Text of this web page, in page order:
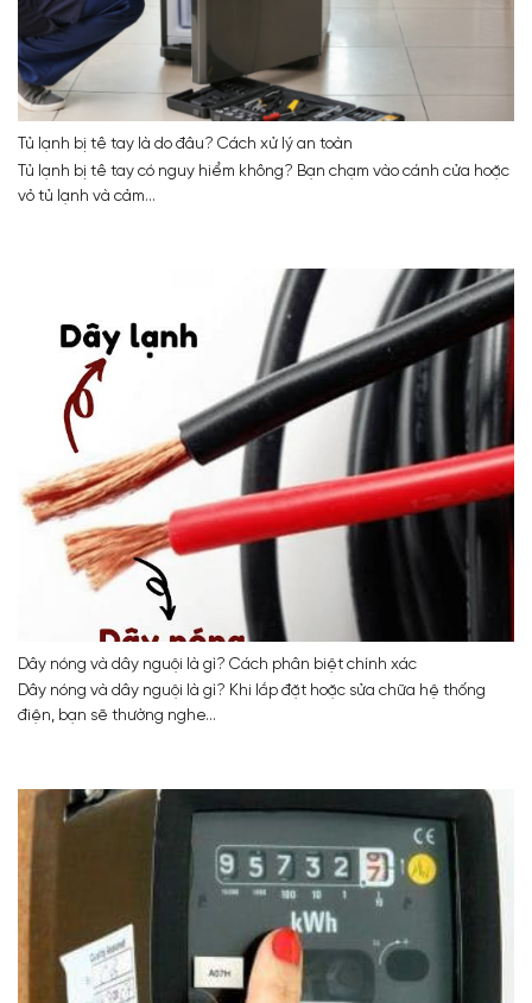
Tủ lạnh bị tê tay là do đâu? Cách xử lý an toàn
Tủ lạnh bị tê tay có nguy hiểm không? Bạn chạm vào cánh cửa hoặc
vỏ tủ lạnh và cảm...
Dây nóng và dây nguội là gì? Cách phân biệt chính xác
Dây nóng và dây nguội là gì? Khi lắp đặt hoặc sửa chữa hệ thống
điện, bạn sẽ thường nghe...